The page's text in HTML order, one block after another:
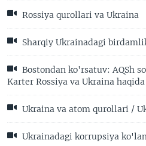
Rossiya qurollari va Ukraina
Sharqiy Ukrainadagi
Bostondan ko'rsatuv: AQSh
Karter Rossiya va Ukraina
Ukraina va atom qurollari /
Ukrainadagi korrupsiya